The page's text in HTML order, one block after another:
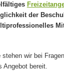
der
stehen wir bei
Angebot bereit.